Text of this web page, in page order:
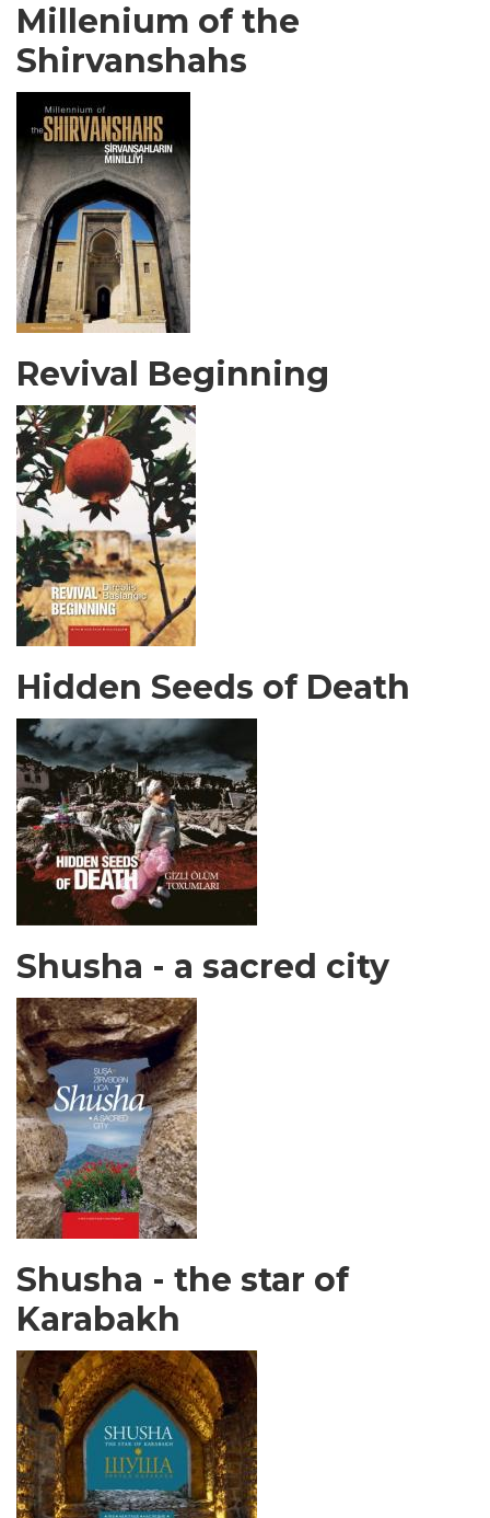
Millenium of the
Shirvanshahs
Revival Beginning
Hidden Seeds of Death
Shusha - a sacred city
Shusha - the star of
Karabakh